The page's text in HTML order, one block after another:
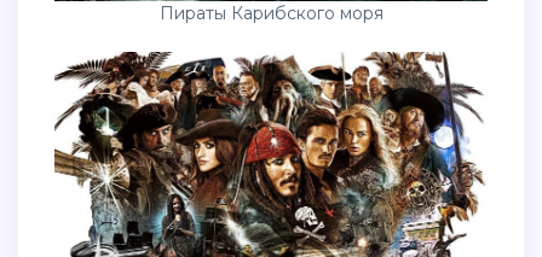
Пираты Карибского моря